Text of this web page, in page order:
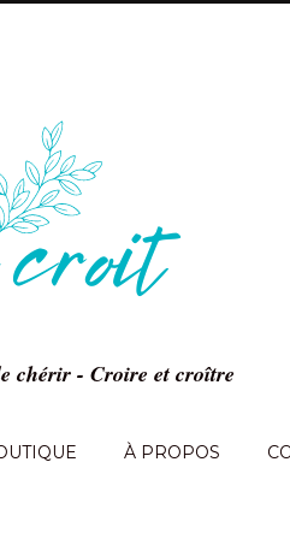
chérir - Croire et croître
À PROPOS